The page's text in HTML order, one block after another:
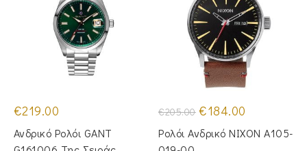
€219.00
Ανδρικό Ρολόι GANT
€205.00 Original
price
was:
€205.00.
€184.00
τιμή
είναι:
Ρολόι Ανδρικό NIXON A105-